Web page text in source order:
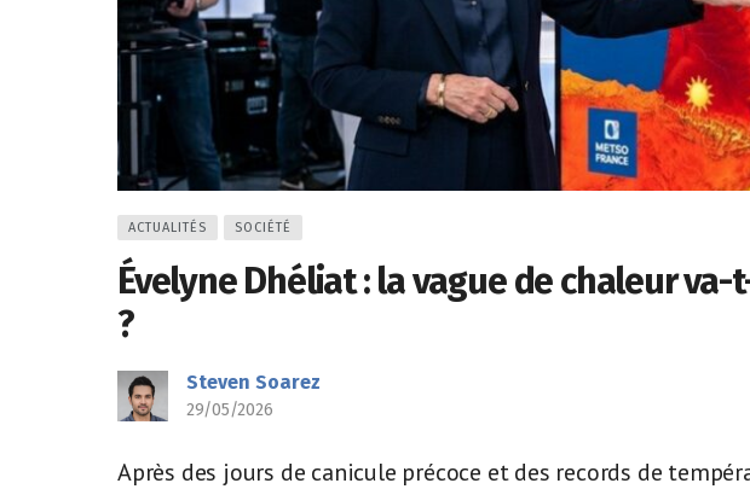
ACTUALITÉS SOCIÉTÉ
Évelyne Dhéliat : la vague de chaleur
?
Steven Soarez
29/05/2026
Après des jours de canicule précoce et des records de